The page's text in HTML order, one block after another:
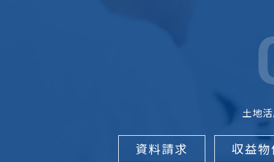
土地活
資料請求 収益物